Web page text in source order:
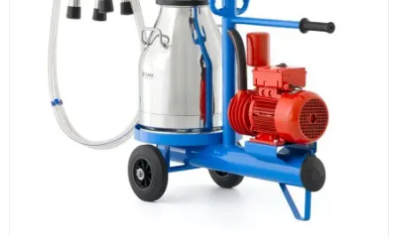
Счёт и оплата
Согласовываем условия, готовим счёт, договор
или спецификацию и принимаем оплату по
реквизитам.